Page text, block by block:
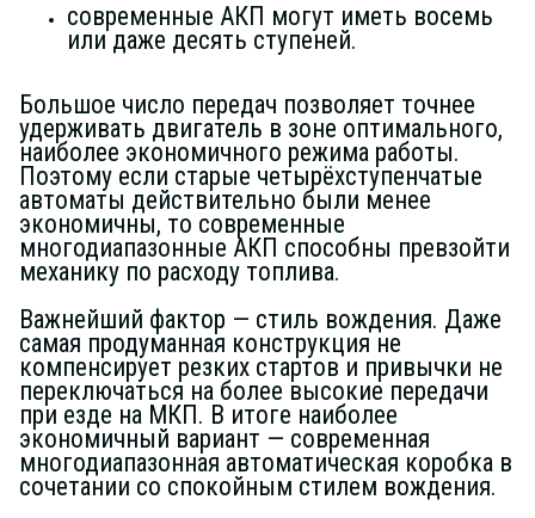
современные АКП могут иметь восемь
или даже десять ступеней.
Большое число передач позволяет точнее
удерживать двигатель в зоне оптимального,
наиболее экономичного режима работы.
Поэтому если старые четырёхступенчатые
автоматы действительно были менее
экономичны, то современные
многодиапазонные АКП способны превзойти
механику по расходу топлива.
Важнейший фактор — стиль вождения. Даже
самая продуманная конструкция не
компенсирует резких стартов и привычки не
переключаться на более высокие передачи
при езде на МКП. В итоге наиболее
экономичный вариант — современная
многодиапазонная автоматическая коробка в
сочетании со спокойным стилем вождения.